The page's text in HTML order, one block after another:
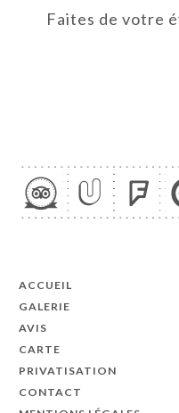
Faites de votre
ACCUEIL
GALERIE
AVIS
CARTE
PRIVATISATION
CONTACT